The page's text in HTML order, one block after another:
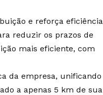
e reforça eficiência
reduzir os prazos de
mais eficiente, com
da empresa, unificando
a apenas 5 km de sua